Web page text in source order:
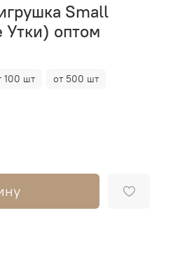
Small
оптом
100 шт
от 500 шт